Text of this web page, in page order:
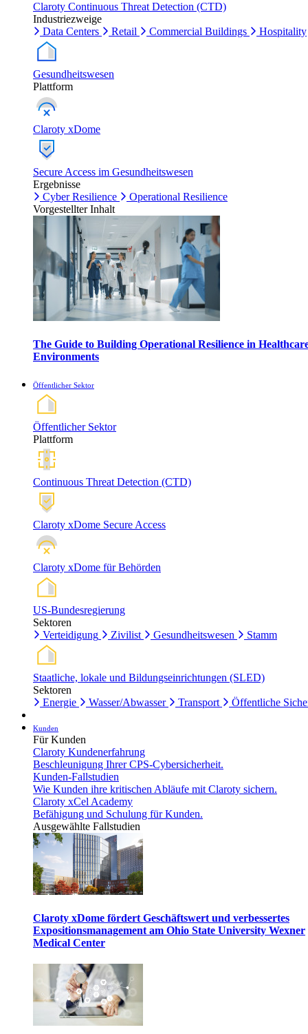
Claroty Continuous Threat Detection (CTD)
Industriezweige
Data Centers
Retail Commercial Buildings Hospitality
Gesundheitswesen
Plattform
Claroty xDome
Secure Access im Gesundheitswesen
Ergebnisse
Cyber Resilience
Operational Resilience
Vorgestellter Inhalt
The Guide to Building Operational Resilience in
Environments
Öffentlicher Sektor
Öffentlicher Sektor
Plattform
Continuous Threat Detection (CTD)
Claroty xDome Secure Access
Claroty xDome für Behörden
US-Bundesregierung
Sektoren
Verteidigung
Zivilist Gesundheitswesen Stamm
Staatliche, lokale und Bildungseinrichtungen (SLED)
Sektoren
Energie
Wasser/Abwasser Transport Öffentliche
Kunden
Für Kunden
Claroty Kundenerfahrung
Beschleunigung Ihrer CPS-Cybersicherheit.
Kunden-Fallstudien
Wie Kunden ihre kritischen Abläufe mit Claroty sichern.
Claroty xCel Academy
Befähigung und Schulung für Kunden.
Ausgewählte Fallstudien
Claroty xDome fördert Geschäftswert und verbessertes
Expositionsmanagement am Ohio State University Wexner
Medical Center